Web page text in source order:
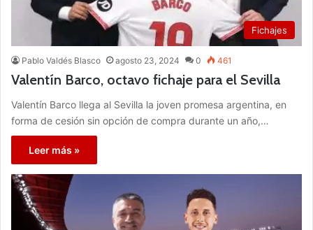
Fichajes
Pablo Valdés Blasco agosto 23, 2024 0 461
Valentín Barco, octavo fichaje para el Sevilla
Valentín Barco llega al Sevilla la joven promesa argentina, en
forma de cesión sin opción de compra durante un año,…
Leer más »